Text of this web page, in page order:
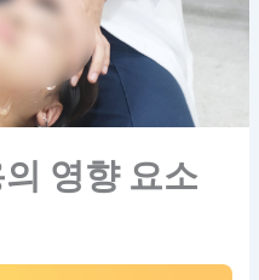
영향 요소